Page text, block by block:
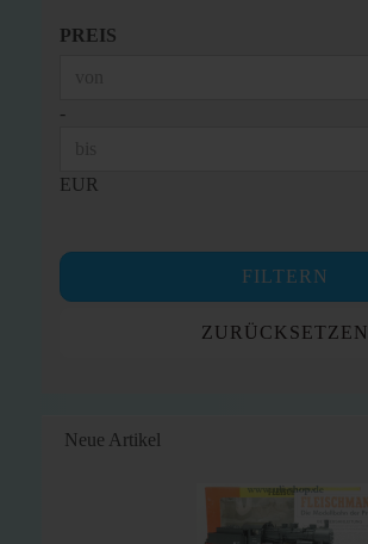
PREIS
PREIS
-
EUR
FILTERN
ZURÜCKSETZEN
Neue Artikel